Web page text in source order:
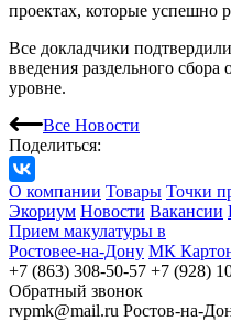
проектах, которые успешно
Все докладчики
введения раздельного сбора
уровне.
Все Новости
Поделиться:
О компании Товары Точки
Экориум Новости Вакансии
Прием макулатуры в
Ростовее-на-Дону МК
+7 (863) 308-50-57 +7 (928)
Обратный звонок
rvpmk@mail.ru Ростов-на-